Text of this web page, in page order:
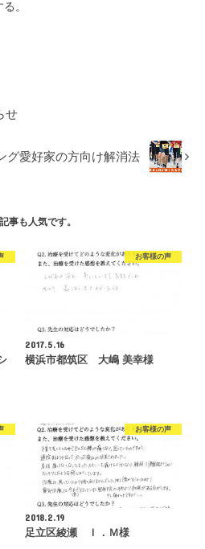
。
せ
グ愛好家の方向け解消法
事も人気です。
お客様の声
2017.5.16
横浜市都筑区 大嶋 美幸様
お客様の声
2018.2.19
足立区綾瀬 Ｉ．Ｍ様